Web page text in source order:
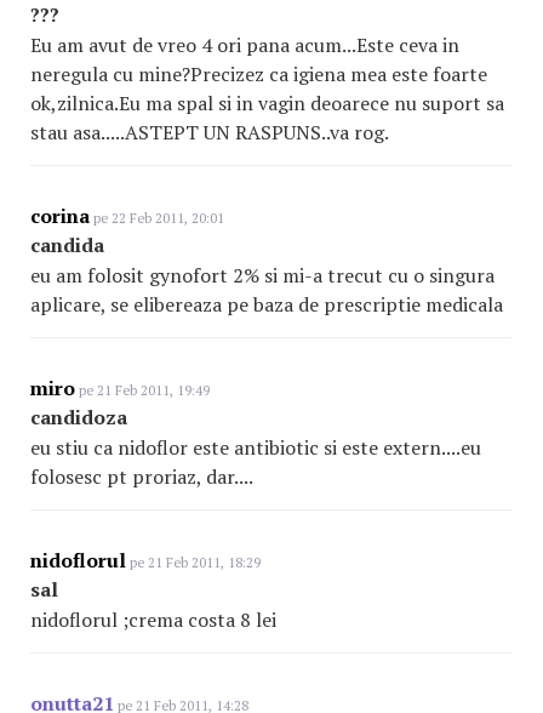
???
Eu am avut de vreo 4 ori pana acum...Este ceva in
neregula cu mine?Precizez ca igiena mea este foarte
ok,zilnica.Eu ma spal si in vagin deoarece nu suport sa
stau asa.....ASTEPT UN RASPUNS..va rog.
corina pe 22 Feb 2011, 20:01
candida
eu am folosit gynofort 2% si mi-a trecut cu o singura
aplicare, se elibereaza pe baza de prescriptie medicala
miro pe 21 Feb 2011, 19:49
candidoza
eu stiu ca nidoflor este antibiotic si este extern....eu
folosesc pt proriaz, dar....
nidoflorul pe 21 Feb 2011, 18:29
sal
nidoflorul ;crema costa 8 lei
onutta21 pe 21 Feb 2011, 14:28